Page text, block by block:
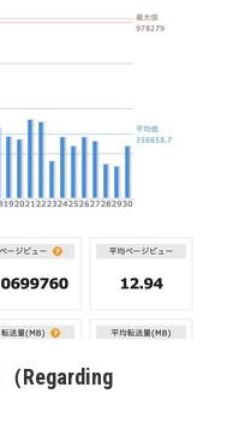
Regarding